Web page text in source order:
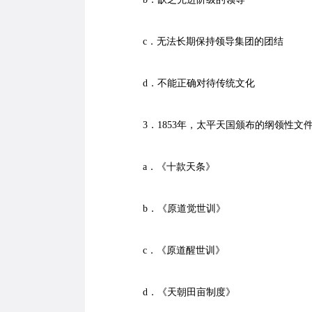
c．无法长期保持领导集团的团结
d．不能正确对待传统文化
3．1853年，太平天国颁布的纲领性文
a．《十款天条》
b．《原道觉世训》
c．《原道醒世训》
d．《天朝田亩制度》